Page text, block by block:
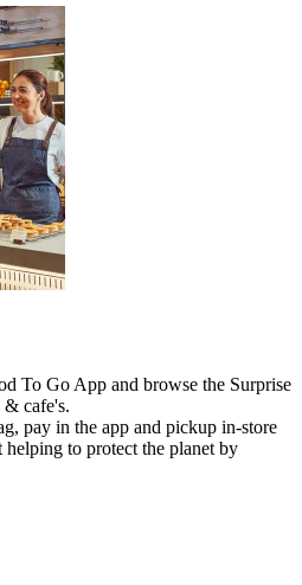
To Go App and browse the Surprise
& cafe's.
pay in the app and pickup in-store
to protect the planet by